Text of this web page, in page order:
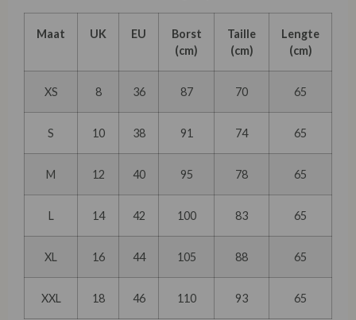
Maat UK EU
Borst
(cm)
Taille
(cm)
Lengte
(cm)
XS 8 36 87 70 65
S 10 38 91 74 65
M 12 40 95 78 65
L 14 42 100 83 65
XL 16 44 105 88 65
XXL 18 46 110 93 65